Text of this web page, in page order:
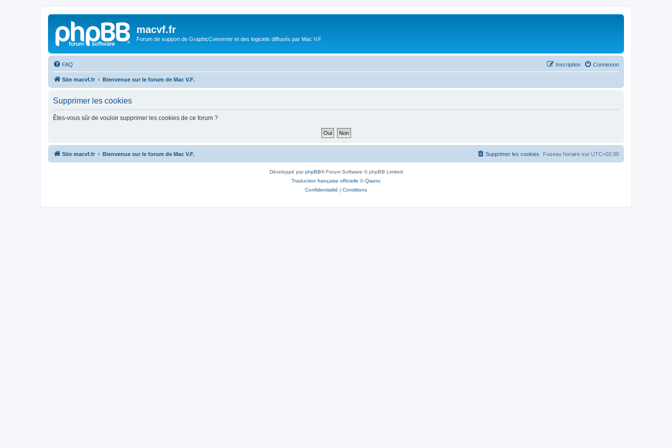
macvf.fr
Forum de support de GraphicConverter et des logiciels diffusés par Mac V.F.
FAQ Connexion
Inscription
Site macvf.fr Bienvenue sur le forum de Mac V.F.
Supprimer les cookies
Êtes-vous sûr de vouloir supprimer les cookies de ce forum ?
Site macvf.fr Bienvenue sur le forum de Mac V.F. Fuseau horaire sur UTC+02:00
Supprimer les cookies
Développé parphpBB® Forum Software © phpBB Limited
Traduction française officielle ©Qiaeru
Confidentialité | Conditions